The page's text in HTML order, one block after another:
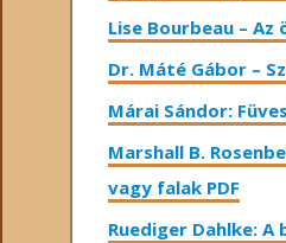
Lise Bourbeau – Az
Dr. Máté Gábor –
Márai Sándor:
Marshall B.
vagy falak PDF
Ruediger Dahlke: